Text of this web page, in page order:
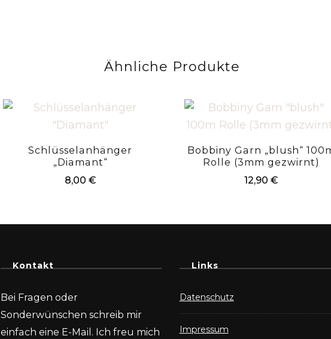
Ähnliche Produkte
Schlüsselanhänger
„Diamant“
8,00 €
Bobbiny Garn „blush“
Rolle (3mm gezwirnt)
12,90€
Kontakt
Bei Fragen oder
Sonderwünschen schreib mir
einfach eine E-Mail. Ich freu mich
Links
Datenschutz
Impressum